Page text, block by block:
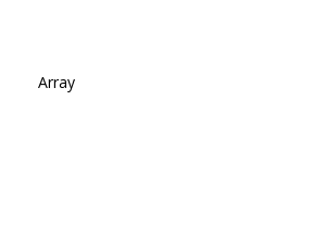
Array